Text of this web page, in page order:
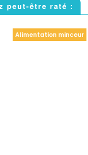
peut-être raté :
minceur